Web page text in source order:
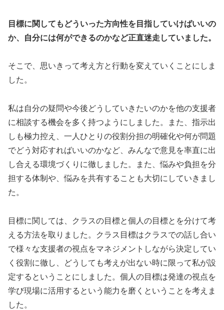
目標に関してもどういった方向性を目指していけばいいの
か、自分には何ができるのかなど正直迷走していました。
そこで、思いきって考え方と行動を変えていくことにしま
した。
私は自分の疑問や今後どうしていきたいのかを他の支援者
に相談する機会を多く持つようにしました。また、指示出
しも極力控え、一人ひとりの役割分担の明確化や何が問題
でどう対応すればいいのかなど、みんなで意見を率直に出
し合える環境づくりに徹しました。また、悩みや負担を分
担する体制や、悩みを共有することも大切にしていきまし
た。
目標に関しては、クラスの目標と個人の目標とを分けて考
える方法を取りました。クラス目標はクラスでの話し合い
で様々な支援者の視点をマネジメントしながら決定してい
く役割に徹し、どうしても考えが出ない時に限って私が設
定するということにしました。個人の目標は発達の視点を
学び現場に活用するという能力を磨くということを考えま
した。